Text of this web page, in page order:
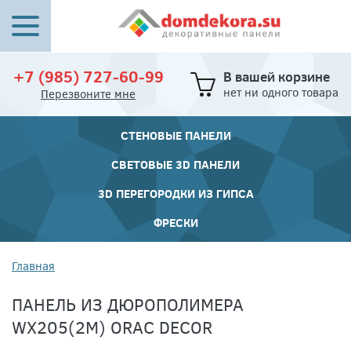
+7 (985) 727-60-99
Перезвоните мне
В вашей корзине
нет ни одного товара
СТЕНОВЫЕ ПАНЕЛИ
СВЕТОВЫЕ 3D ПАНЕЛИ
3D ПЕРЕГОРОДКИ ИЗ ГИПСА
ФРЕСКИ
Главная
ПАНЕЛЬ ИЗ ДЮРОПОЛИМЕРА
WX205(2М) ORAC DECOR